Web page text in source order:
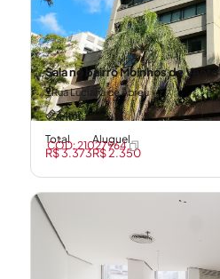
Sala no bairro Moinhos de Vento
Rua Luciana de Abreu
44m²
Total
R$ 3.373
Aluguel
R$ 2.350
CÓD: 21027964